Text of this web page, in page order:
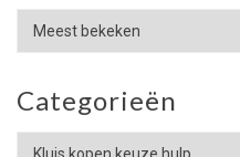
Categorieën